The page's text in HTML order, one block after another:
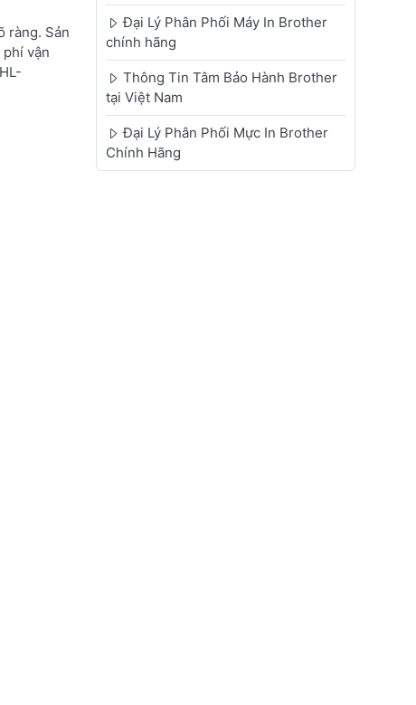
ràng. Sản
vận
Đại Lý Phân Phối Máy In Brother
chính hãng
Thông Tin Tâm Bảo Hành Brother
tại Việt Nam
Đại Lý Phân Phối Mực In Brother
Chính Hãng